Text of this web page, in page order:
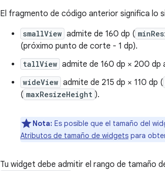
El fragmento de código anterior significa lo
smallView admite de 160 dp (
(próximo punto de corte - 1 dp).
tallView admite de 160 dp × 200 dp
wideView admite de 215 dp × 110 dp (
( maxResizeHeight ).
Nota: Es posible que el tamaño del
Atributos de tamaño de widgets para
Tu widget debe admitir el rango de tamaño